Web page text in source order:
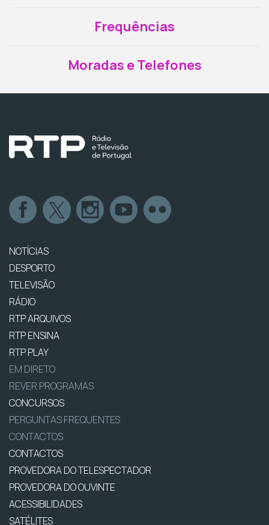
Frequências
Moradas e Telefones
NOTÍCIAS
DESPORTO
TELEVISÃO
RÁDIO
RTP ARQUIVOS
RTP ENSINA
RTP PLAY
EM DIRETO
REVER PROGRAMAS
CONCURSOS
PERGUNTAS FREQUENTES
CONTACTOS
CONTACTOS
PROVEDORA DO TELESPECTADOR
PROVEDORA DO OUVINTE
ACESSIBILIDADES
SATÉLITES